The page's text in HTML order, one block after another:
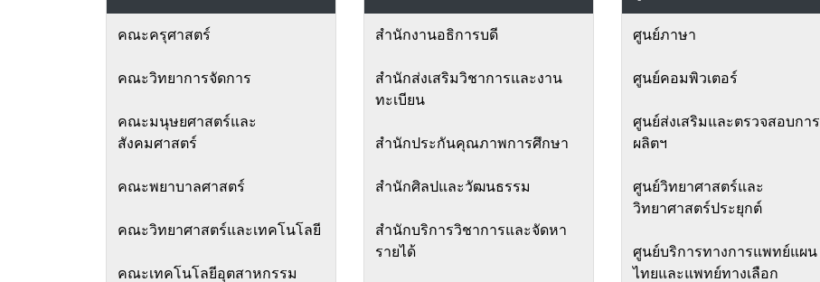
คณะครุศาสตร์
คณะวิทยาการจัดการ
คณะมนุษยศาสตร์และ
สังคมศาสตร์
คณะพยาบาลศาสตร์
คณะวิทยาศาสตร์และเทคโนโลยี
คณะเทคโนโลยีอุตสาหกรรม
สำนักงานอธิการบดี
สำนักส่งเสริมวิชาการและงาน
ทะเบียน
สำนักประกันคุณภาพการศึกษา
สำนักศิลปและวัฒนธรรม
สำนักบริการวิชาการและจัดหา
รายได้
ศูนย์ภาษา
ศูนย์คอมพิวเตอร์
ศูนย์ส่งเสริมและตรวจสอบการ
ผลิตฯ
ศูนย์วิทยาศาสตร์และ
วิทยาศาสตร์ประยุกต์
ศูนย์บริการทางการแพทย์แผน
ไทยและแพทย์ทางเลือก